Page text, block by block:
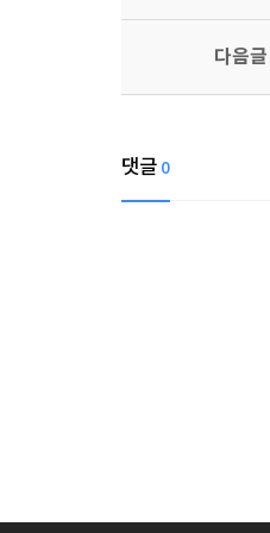
다음글
댓글 0